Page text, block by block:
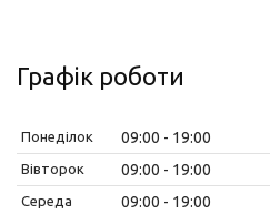
Графік роботи
Понеділок 09:00 19:00
Вівторок 09:00 19:00
Середа 09:00 19:00